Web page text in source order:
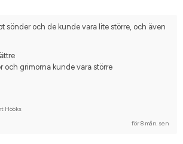
sönder och de kunde vara lite större, och även
och grimorna kunde vara större
Hööks
för 8 mån. sen